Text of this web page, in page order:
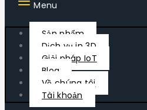
Menu
Sản phẩm
Dịch vụ in 3D
Giải pháp IoT
Blog
Về chúng tôi
Tài khoản